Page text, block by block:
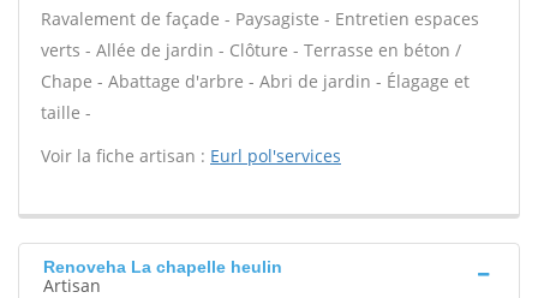
Ravalement de façade - Paysagiste - Entretien espaces
verts - Allée de jardin - Clôture - Terrasse en béton /
Chape - Abattage d'arbre - Abri de jardin - Élagage et
taille -
Voir la fiche artisan : Eurl pol'services
Renoveha La chapelle heulin
Artisan